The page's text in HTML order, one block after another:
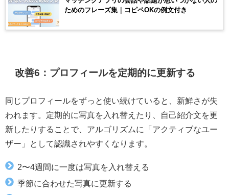
ためのフレーズ集｜コピペOKの例文付き
改善6：プロフィールを定期的に更新する
同じプロフィールをずっと使い続けていると、新鮮さが失
われます。定期的に写真を入れ替えたり、自己紹介文を更
新したりすることで、アルゴリズムに「アクティブなユー
ザー」として認識されやすくなります。
2〜4週間に一度は写真を入れ替える
季節に合わせた写真に更新する